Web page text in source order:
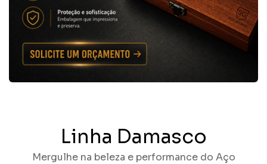
Linha Damasco
Mergulhe na beleza e performance do Aço